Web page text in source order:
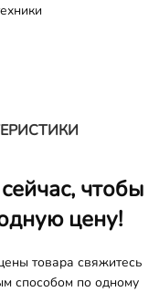
чтобы
цену!
товара свяжитесь
способом по одному